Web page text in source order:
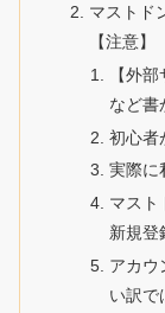
マストド
【注意】
【外
など書
初心者
実際に
マスト
新規登
アカウ
い訳で